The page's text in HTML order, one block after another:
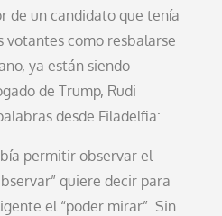
de un candidato que tenía
como resbalarse
ya están siendo
de Trump, Rudi
desde Filadelfia:
permitir observar el
quiere decir para
el “poder mirar”. Sin